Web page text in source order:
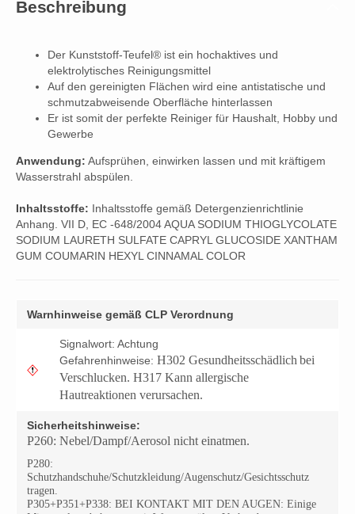
Beschreibung
Der Kunststoff-Teufel® ist ein hochaktives und
elektrolytisches Reinigungsmittel
Auf den gereinigten Flächen wird eine antistatische und
schmutzabweisende Oberfläche hinterlassen
Er ist somit der perfekte Reiniger für Haushalt, Hobby und
Gewerbe
Anwendung: Aufsprühen, einwirken lassen und mit kräftigem
Wasserstrahl abspülen.
Inhaltsstoffe: Inhaltsstoffe gemäß Detergenzienrichtlinie
Anhang. VII D, EC -648/2004 AQUA SODIUM THIOGLYCOLATE
SODIUM LAURETH SULFATE CAPRYL GLUCOSIDE XANTHAM
GUM COUMARIN HEXYL CINNAMAL COLOR
Warnhinweise gemäß CLP Verordnung
Signalwort: Achtung
Gefahrenhinweise: H302 Gesundheitsschädlich bei
Verschlucken. H317 Kann allergische
Hautreaktionen verursachen.
Sicherheitshinweise:
P260: Nebel/Dampf/Aerosol nicht einatmen.
P280:
Schutzhandschuhe/Schutzkleidung/Augenschutz/Gesichtsschutz
tragen.
P305+P351+P338: BEI KONTAKT MIT DEN AUGEN: Einige